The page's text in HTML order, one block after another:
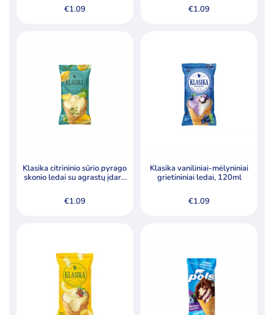
€1.09
€1.09
Klasika citrininio sūrio pyrago
skonio ledai su agrastų įdaru
€1.09
Klasika vaniliniai-mėlyniniai
grietininiai ledai, 120ml
€1.09